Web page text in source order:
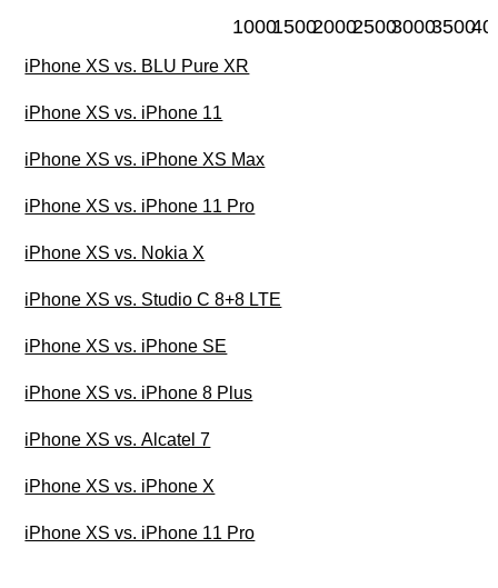
100015002000250030003500
iPhone XS vs. BLU Pure XR
iPhone XS vs. iPhone 11
iPhone XS vs. iPhone XS Max
iPhone XS vs. iPhone 11 Pro
iPhone XS vs. Nokia X
iPhone XS vs. Studio C 8+8 LTE
iPhone XS vs. iPhone SE
iPhone XS vs. iPhone 8 Plus
iPhone XS vs. Alcatel 7
iPhone XS vs. iPhone X
iPhone XS vs. iPhone 11 Pro